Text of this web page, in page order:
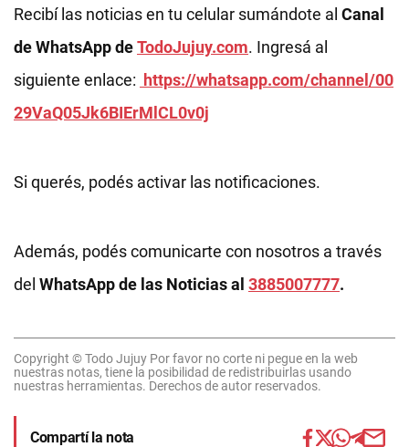
Recibí las noticias en tu celular sumándote al Canal
de WhatsApp deTodoJujuy.com. Ingresá al
siguiente enlace: https://whatsapp.com/channel/00
29VaQ05Jk6BIErMlCL0v0j
Si querés, podés activar las notificaciones.
Además, podés comunicarte con nosotros a través
del WhatsApp de las Noticias al 3885007777.
Copyright © Todo Jujuy Por favor no corte ni pegue en la web
nuestras notas, tiene la posibilidad de redistribuirlas usando
nuestras herramientas. Derechos de autor reservados.
Compartí la nota